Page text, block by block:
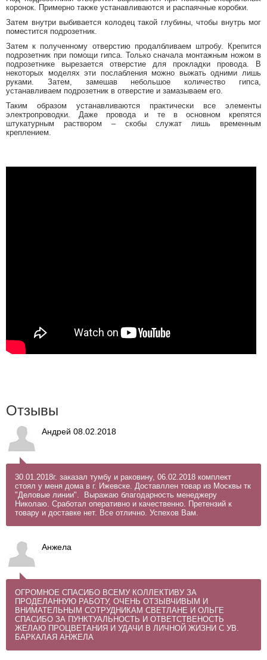
коронок. Примерно также устанавливаются и распаячные коробки.
Затем внутри выбивается колодец такой глубины, чтобы внутрь мог
поместится подрозетник.
Затем к полученному отверстию продалбливаем штробу. Крепится
подрозетник при помощи гипса. Только сначала монтажным ножом в
подрозетнике вырезается отверстие для прокладки провода. В
некоторых моделях эти послабления можно выжать одними лишь
руками. Затем, замешав небольшое количество гипса,
устанавливаем подрозетник в отверстие и замазываем его.
Таким образом устанавливаются практически все элементы
электропроводки. Даже провода и те в основном крепятся
штукатурным раствором – скобы служат лишь временным
креплением.
Отзывы
Андрей 08.02.2018
30.01.2018г. заказал тумбу и раковину, 06.02.2018 комплект
стоял у меня дома в г. Ижевске. Доставллен товар из Москвы тк
"Деловые линии". Выражаю благодарность менеджеру
Николаю. Сработал оперативно и качественно. Претензий к
товару и доставке нет. Все отлично. Успехов Вам.
Анжела
ОГРОМНОЕ СПАСИБО ВСЕМУ КОЛЛЕКТИВУ ЗА
ПРОДЕЛАННУЮ РАБОТУ, ОЧЕНЬ ОТЗЫВЧИВЫМ И
ВНИМАТЕЛЬНЫМ СОТРУДНИКАМ СВЕТЛАНЕ И ОЛЬГЕ
СПАСИБО ЗА ПУНКТУАЛЬНОСТЬ И ОТВЕТСТВЕНОСТЬ
ЖЕЛАЮ ПРОЦВЕТАНИЯ И УДАЧИ В ЛИЧНОЙ ЖИЗНИ С УВ.
БАРКАЛАЯ АНЖЕЛА